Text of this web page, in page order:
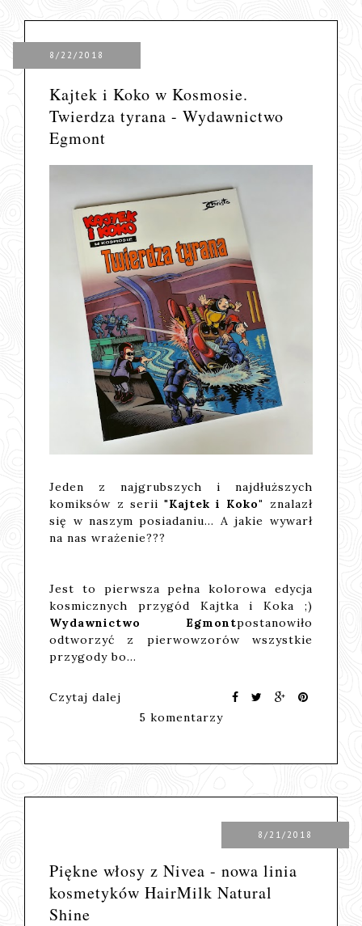
8/22/2018
Kajtek i Koko w Kosmosie.
Twierdza tyrana - Wydawnictwo
Egmont
Jeden z najgrubszych i najdłuższych
komiksów z serii "Kajtek i Koko" znalazł
się w naszym posiadaniu... A jakie wywarł
na nas wrażenie???
Jest to pierwsza pełna kolorowa edycja
kosmicznych przygód Kajtka i Koka ;)
Wydawnictwo Egmontpostanowiło
odtworzyć z pierwowzorów wszystkie
przygody bo…
Czytaj dalej
5 komentarzy
8/21/2018
Piękne włosy z Nivea - nowa linia
kosmetyków HairMilk Natural
Shine